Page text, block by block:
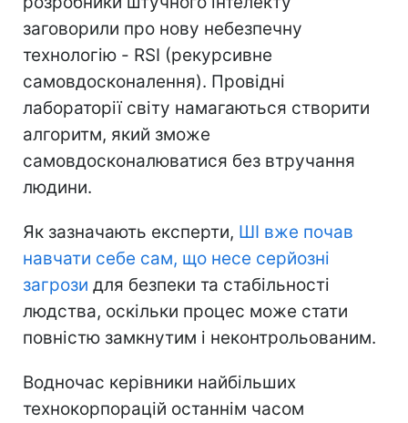
заговорили про нову небезпечну
технологію - RSI (рекурсивне
самовдосконалення). Провідні
лабораторії світу намагаються створити
алгоритм, який зможе
самовдосконалюватися без втручання
людини.
Як зазначають експерти, ШІ вже почав
навчати себе сам, що несе серйозні
загрози для безпеки та стабільності
людства, оскільки процес може стати
повністю замкнутим і неконтрольованим.
Водночас керівники найбільших
технокорпорацій останнім часом